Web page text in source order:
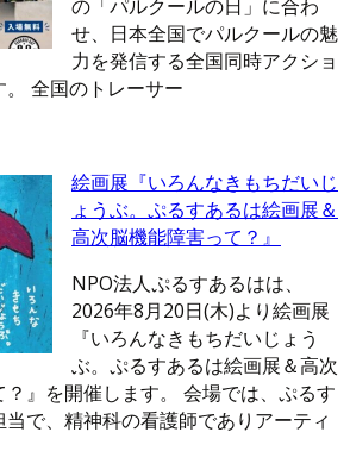
の「パルクールの日」に合わ
せ、日本全国でパルクールの魅
力を発信する全国同時アクショ
。 全国のトレーサー
絵画展『いろんなきもちだいじ
ょうぶ。ぷるすあるは絵画展＆
高次脳機能障害って？』
NPO法人ぷるすあるはは、
2026年8月20日(木)より絵画展
『いろんなきもちだいじょう
ぶ。ぷるすあるは絵画展＆高次
？』を開催します。 会場では、ぷるす
で、精神科の看護師でありアーティ